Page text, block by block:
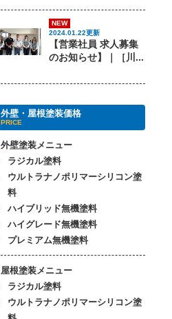
NEW
2024.01.22更新
【営業社員 求人募集
のお知らせ】｜［川...
外壁・屋根塗装価格
PRICE
外壁塗装メニュー
ラジカル塗料
ウルトラナノポリマーシリコン塗
料
ハイブリッド無機塗料
ハイグレード無機塗料
プレミアム無機塗料
屋根塗装メニュー
ラジカル塗料
ウルトラナノポリマーシリコン塗